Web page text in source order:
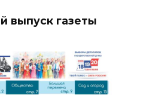
выпуск газеты